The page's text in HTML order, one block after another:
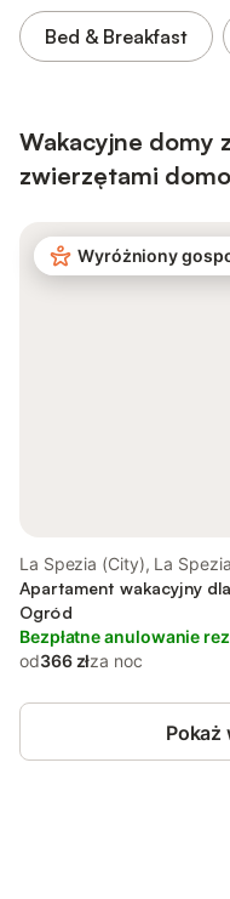
Bed & Breakfast
Wakacyjne domy
zwierzętami
Wyróżniony
La Spezia (City), La Spezia
Apartament wakacyjny
Ogród
Bezpłatne anulowanie
od366 złza noc
Pokaż